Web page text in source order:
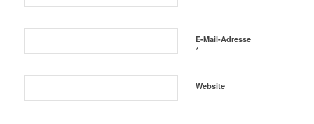
E-Mail-Adresse
*
Website